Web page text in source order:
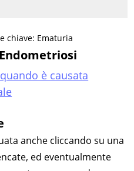
chiave: Ematuria
è causata
anche cliccando su una
ed eventualmente